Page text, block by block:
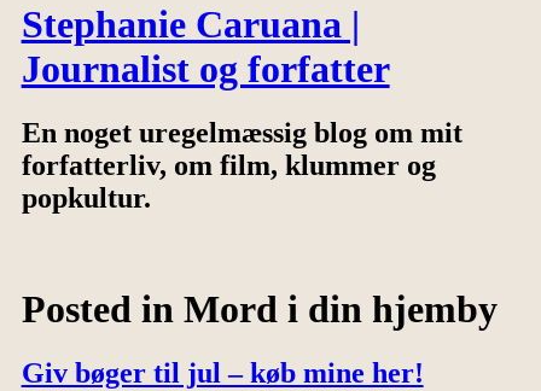
Stephanie Caruana |
Journalist og forfatter
En noget uregelmæssig blog om mit
forfatterliv, om film, klummer og
popkultur.
Posted in Mord i din hjemby
Giv bøger til jul – køb mine her!